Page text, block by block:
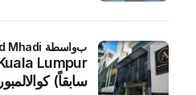
سابقاً) كوالالمبور
بواسطة Mohammed Mhadi